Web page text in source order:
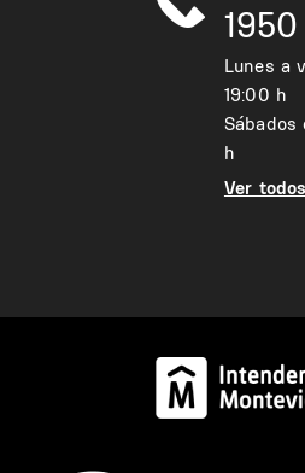
1950
Lunes a
19:00 h
Sábados
h
Ver